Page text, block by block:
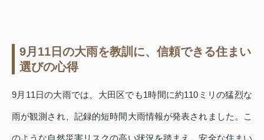
9月11日の大雨を教訓に、信頼できる住まい
選びの心得
9月11日の大雨では、大田区でも1時間に約110ミリの猛烈な
雨が観測され、記録的短時間大雨情報が発表されました。こ